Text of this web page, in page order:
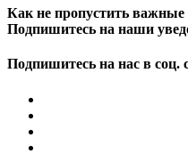
Как не пропустить важные
Подпишитесь на наши
Подпишитесь на нас в соц.